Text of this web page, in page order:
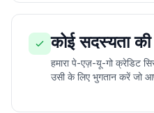
कोई सदस्यता
हमारा पे-एज़-यू-गो क्रेडिट
उसी के लिए भुगतान करें जो